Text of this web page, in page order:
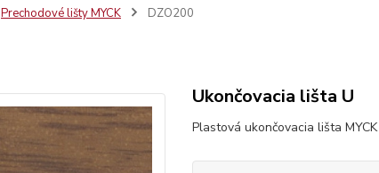
Prechodové lišty MYCK DZO200
Ukončovacia lišta U
Plastová ukončovacia lišta MYCK